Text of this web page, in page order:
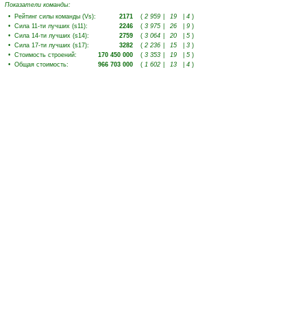
Показатели команды:
• Рейтинг силы команды (Vs): 2171 ( 2 959 19 4 )
• Сила 11-ти лучших (s11): 2246 ( 3 975 26 9 )
• Сила 14-ти лучших (s14): 2759 ( 3 064 20 5 )
• Сила 17-ти лучших (s17): 3282 ( 2 236 15 3 )
• Стоимость строений: 170 450 000 ( 3 353 19 5 )
• Общая стоимость: 966 703 000 ( 1 602 13 4 )